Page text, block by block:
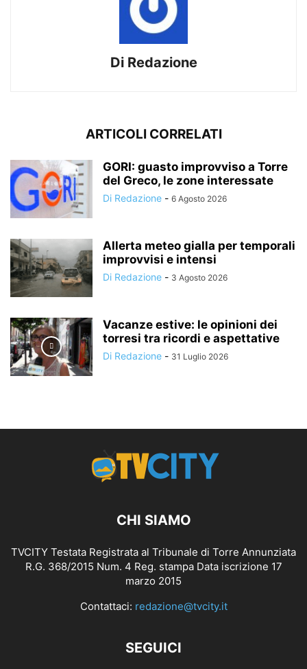
Di Redazione
ARTICOLI CORRELATI
GORI: guasto improvviso a Torre
del Greco, le zone interessate
Di Redazione - 6 Agosto 2026
Allerta meteo gialla per temporali
improvvisi e intensi
Di Redazione - 3 Agosto 2026
Vacanze estive: le opinioni dei
torresi tra ricordi e aspettative
Di Redazione - 31 Luglio 2026
CHI SIAMO
TVCITY Testata Registrata al Tribunale di Torre Annunziata
R.G. 368/2015 Num. 4 Reg. stampa Data iscrizione 17
marzo 2015
Contattaci: redazione@tvcity.it
SEGUICI